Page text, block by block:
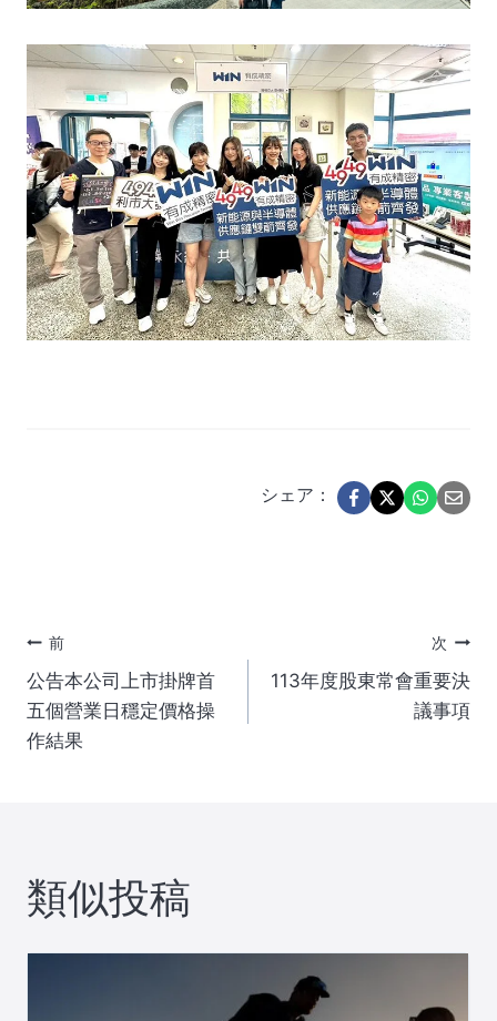
シェア：
投
稿
ナ
ゲ
前
公告本公司上市掛牌首
五個營業日穩定價格操
作結果
次
113年度股東常會重要決
議事項
類似投稿